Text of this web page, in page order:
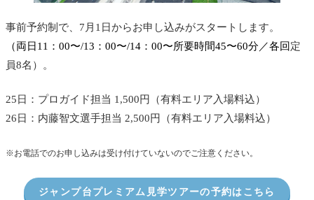
事前予約制で、7月1日からお申し込みがスタートします。
（両日11：00〜/13：00〜/14：00〜所要時間45〜60分／各回 定
員8名）。
25日：プロガイド担当 1,500円（有料エリア入場料込）
26日：内藤智文選手担当 2,500円（有料エリア入場料込）
※お電話でのお申し込みは受け付けていないのでご注意ください。
ジャンプ台プレミアム見学ツアーの予約はこちら